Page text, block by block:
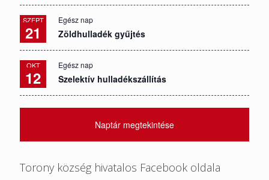
SZEPT
21
Egész nap
Zöldhulladék gyűjtés
OKT
12
Egész nap
Szelektív hulladékszállítás
Naptár megtekintése
Torony község hivatalos Facebook oldala